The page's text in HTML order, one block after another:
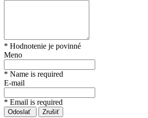
* Hodnotenie je povinné
Meno
* Name is required
E-mail
* Email is required
Odoslať Zrušiť